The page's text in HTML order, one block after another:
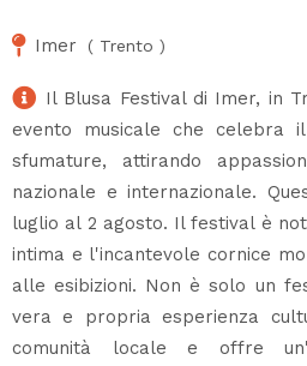
Imer ( Trento )
Il Blusa Festival di Imer, in
evento musicale che celebra
sfumature, attirando
nazionale e internazionale.
luglio al 2 agosto. Il festival è
intima e l'incantevole cornice
alle esibizioni. Non è solo un
vera e propria esperienza
comunità locale e offre